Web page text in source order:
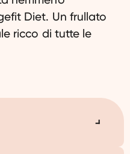
Diet. Un frullato
ricco di tutte le
piselli premium.
altrettanto gustoso.
dietetico